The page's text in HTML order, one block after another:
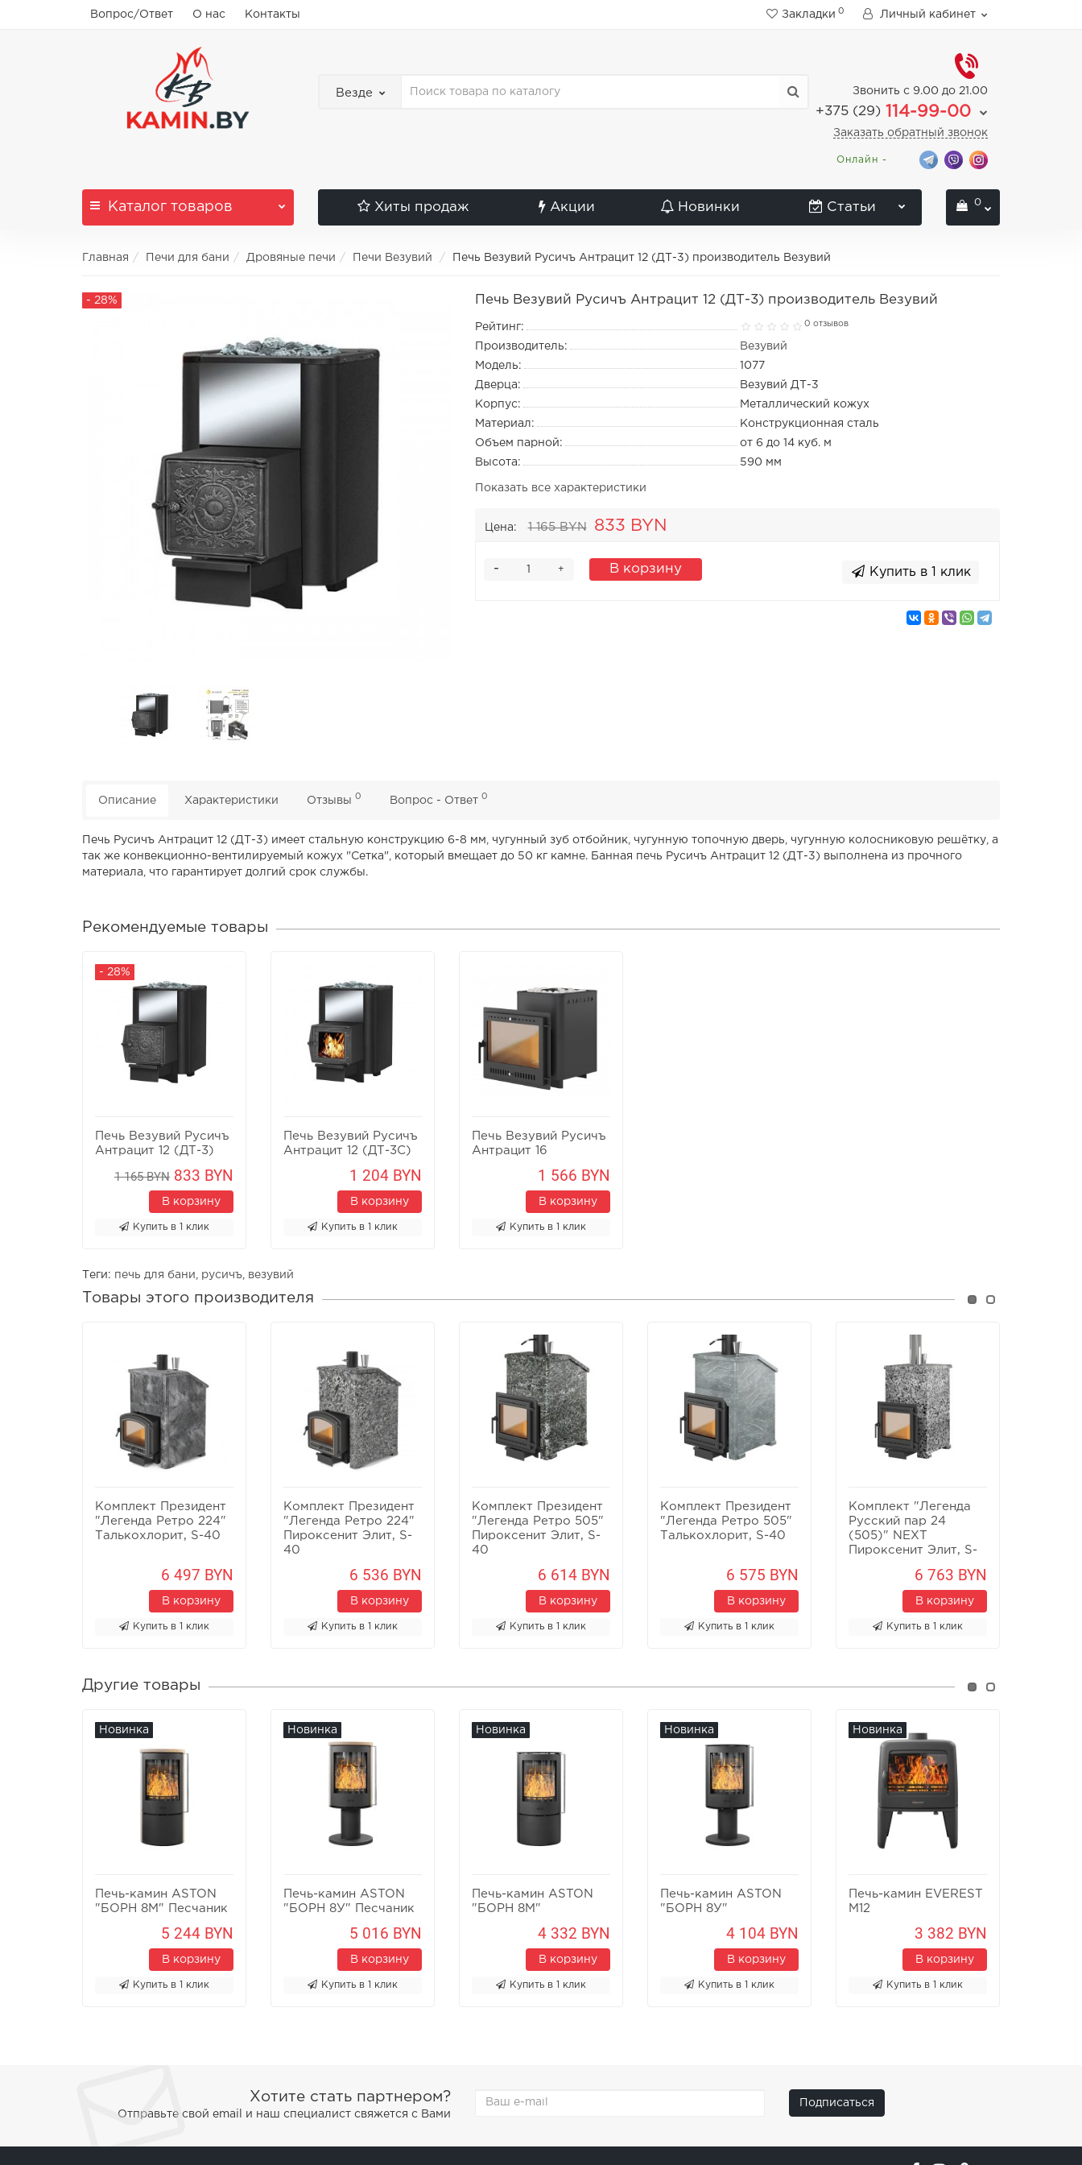
Вопрос/Ответ О нас Контакты Закладки 0 Личный кабинет
Везде Звонить с 9.00 до 21.00
+375 (29) 114-99-00
Заказать обратный звонок
Онлайн -
Каталог товаров Хиты продаж Акции Новинки Статьи 0
Главная Печи для бани Дровяные печи Печи Везувий Печь Везувий Русичъ Антрацит 12 (ДТ-3) производитель Везувий
- 28% Печь Везувий Русичъ Антрацит 12 (ДТ-3) производитель Везувий
Рейтинг: 0 отзывов
Производитель:
Везувий
Модель:
1077
Дверца:
Везувий ДТ-3
Корпус:
Металлический кожух
Материал:
Конструкционная сталь
Объем парной:
от 6 до 14 куб. м
Высота:
590 мм
Показать все характеристики
Цена: 1 165 BYN 833 BYN
+
- В корзину Купить в 1 клик
Описание Характеристики Отзывы 0 Вопрос - Ответ 0
Печь Русичъ Антрацит 12 (ДТ-3) имеет стальную конструкцию 6-8 мм, чугунный зуб отбойник, чугунную топочную дверь, чугунную колосниковую решётку, а
так же конвекционно-вентилируемый кожух "Сетка", который вмещает до 50 кг камне. Банная печь Русичъ Антрацит 12 (ДТ-3) выполнена из прочного
материала, что гарантирует долгий срок службы.
Рекомендуемые товары
- 28%
Печь Везувий Русичъ
Антрацит 12 (ДТ-3)
1 165 BYN 833 BYN
В корзину
Купить в 1 клик
Печь Везувий Русичъ
Антрацит 12 (ДТ-3C)
1 204 BYN
В корзину
Купить в 1 клик
Печь Везувий Русичъ
Антрацит 16
1 566 BYN
В корзину
Купить в 1 клик
Теги: печь для бани русичъ везувий
Товары этого производителя
Комплект Президент
"Легенда Ретро 224"
Талькохлорит, S-40
6 497 BYN
В корзину
Купить в 1 клик
Комплект Президент
"Легенда Ретро 224"
Пироксенит Элит, S-
40
6 536 BYN
В корзину
Купить в 1 клик
Комплект Президент
"Легенда Ретро 505"
Пироксенит Элит, S-
40
6 614 BYN
В корзину
Купить в 1 клик
Комплект Президент
"Легенда Ретро 505"
Талькохлорит, S-40
6 575 BYN
В корзину
Купить в 1 клик
Комплект "Легенда
Русский пар 24
(505)" NEXT
Пироксенит Элит, S-
6 763 BYN
В корзину
Купить в 1 клик
Другие товары
Новинка
Печь-камин ASTON
"БОРН 8М" Песчаник
5 244 BYN
В корзину
Купить в 1 клик
Новинка
Печь-камин ASTON
"БОРН 8У" Песчаник
5 016 BYN
В корзину
Купить в 1 клик
Новинка
Печь-камин ASTON
"БОРН 8М"
4 332 BYN
В корзину
Купить в 1 клик
Новинка
Печь-камин ASTON
"БОРН 8У"
4 104 BYN
В корзину
Купить в 1 клик
Новинка
Печь-камин EVEREST
M12
3 382 BYN
В корзину
Купить в 1 клик
Хотите стать партнером?
Отправьте свой email и наш специалист свяжется с Вами
Подписаться